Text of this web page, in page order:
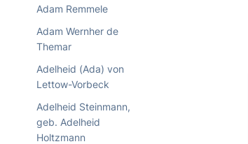
Adam Remmele
Adam Wernher de
Themar
Adelheid (Ada) von
Lettow-Vorbeck
Adelheid Steinmann,
geb. Adelheid
Holtzmann